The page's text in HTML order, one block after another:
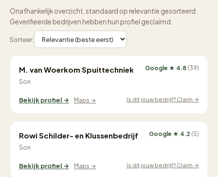
Onafhankelijk overzicht, standaard op relevantie gesorteerd.
Geverifieerde bedrijven hebben hun profiel geclaimd.
Sorteer:
M. van Woerkom Spuittechniek
Son
Google ★ 4.8 (39)
Bekijk profiel → Maps → Is dit jouw bedrijf? Claim →
Rowi Schilder- en Klussenbedrijf
Son
Google ★ 4.2 (5)
Bekijk profiel → Maps → Is dit jouw bedrijf? Claim →